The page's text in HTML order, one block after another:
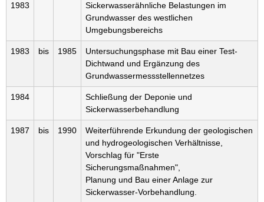
1983
Sickerwasserähnliche Belastungen im
Grundwasser des westlichen
Umgebungsbereichs
1983 bis 1985
Untersuchungsphase mit Bau einer Test-
Dichtwand und Ergänzung des
Grundwassermessstellennetzes
1984
Schließung der Deponie und
Sickerwasserbehandlung
1987 bis 1990
Weiterführende Erkundung der geologischen
und hydrogeologischen Verhältnisse,
Vorschlag für "Erste
Sicherungsmaßnahmen",
Planung und Bau einer Anlage zur
Sickerwasser-Vorbehandlung.